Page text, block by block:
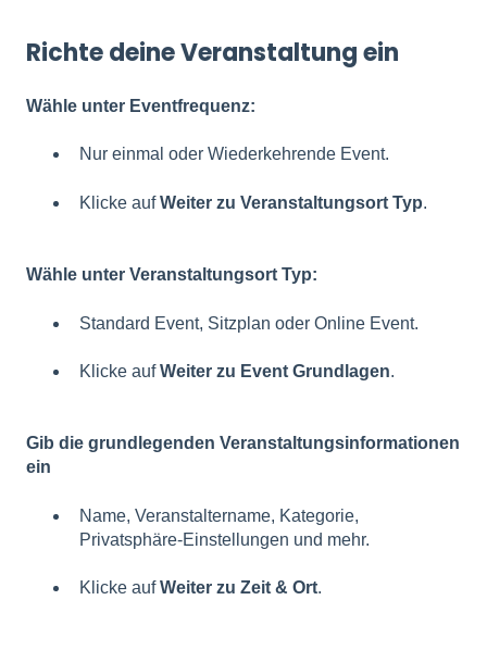
Richte deine Veranstaltung ein
Wähle unter Eventfrequenz:
Nur einmal oder Wiederkehrende Event.
Klicke aufWeiter zu Veranstaltungsort Typ.
Wähle unter Veranstaltungsort Typ:
Standard Event, Sitzplan oder Online Event.
Klicke aufWeiter zu Event Grundlagen.
Gib die grundlegenden Veranstaltungsinformationen
ein
Name, Veranstaltername, Kategorie,
Privatsphäre-Einstellungen und mehr.
Klicke aufWeiter zu Zeit & Ort.